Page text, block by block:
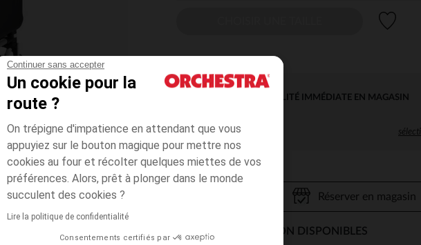
Continuer sans accepter
Un cookie pour la
route ?
On trépigne d'impatience en attendant que vous
appuyiez sur le bouton magique pour mettre nos
cookies au four et récolter quelques miettes de vos
préférences. Alors, prêt à plonger dans le monde
succulent des cookies ?
Lire la politique de confidentialité
Consentements certifiés par
DISPONIBILITÉ IMMÉDIATE EN MAGASIN
Réserver en magasin
MODES DE LIVRAISON DISPONIBLES